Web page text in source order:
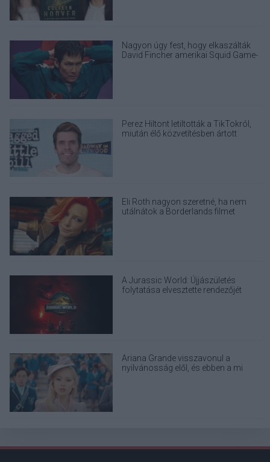
Nagyon úgy fest, hogy elkaszálták
David Fincher amerikai Squid Game-
Perez Hiltont letiltották a TikTokról,
miután élő közvetítésben ártott
Eli Roth nagyon szeretné, ha nem
utálnátok a Borderlands filmet
A Jurassic World: Újjászületés
folytatása elvesztette rendezőjét
Ariana Grande visszavonul a
nyilvánosság elől, és ebben a mi